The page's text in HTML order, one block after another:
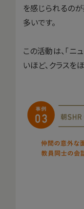
を感じられるの
多いです。
この活動は、「ニ
いほど、クラスを